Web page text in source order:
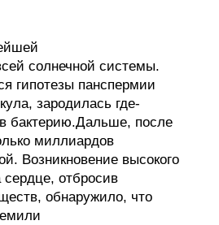
солнечной системы.
гипотезы панспермии
зародилась где-
бактерию.Дальше, после
миллиардов
Возникновение высокого
отбросив
обнаружило, что